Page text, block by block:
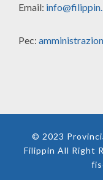
Email:
Pec:
© 2023
Filippin All Right